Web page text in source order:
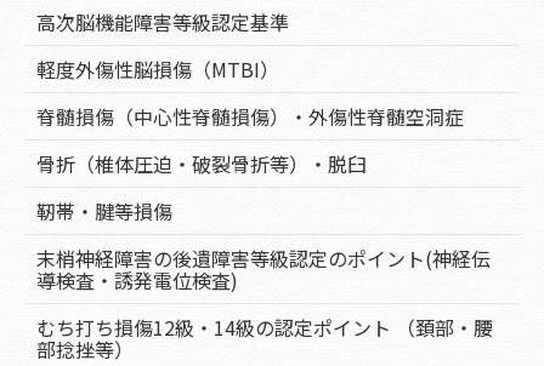
高次脳機能障害等級認定基準
軽度外傷性脳損傷（MTBI）
脊髄損傷（中心性脊髄損傷）・外傷性脊髄空洞症
骨折（椎体圧迫・破裂骨折等）・脱臼
靭帯・腱等損傷
末梢神経障害の後遺障害等級認定のポイント(神経伝
導検査・誘発電位検査)
むち打ち損傷12級・14級の認定ポイント （頚部・腰
部捻挫等）